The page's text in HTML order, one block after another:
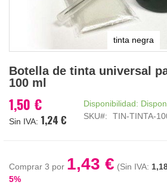
tinta negra
al
comienzo
la
galería
Botella de tinta universal
100 ml
1,50 €
1,24 €
Disponibilidad:
SKU
TIN-TINTA-
Comprar 3 por 1,43 €
5%